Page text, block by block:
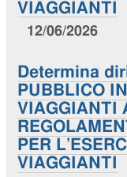
VIAGGIANTI
12/06/2026
Determina
PUBBLICO
VIAGGIANTI
PER
VIAGGIANTI